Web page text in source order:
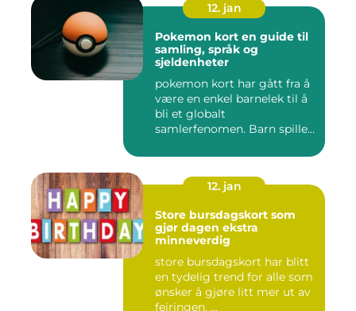
12. jan
Pokemon kort en guide til
samling, språk og
sjeldenheter
pokemon kort har gått fra å
være en enkel barnelek til å
bli et globalt
samlerfenomen. Barn spiller
12. jan
Store bursdagskort som
gjør dagen ekstra
minneverdig
store bursdagskort har blitt
en tydelig trend for alle som
ønsker å gjøre litt mer ut av
feiringen. ...